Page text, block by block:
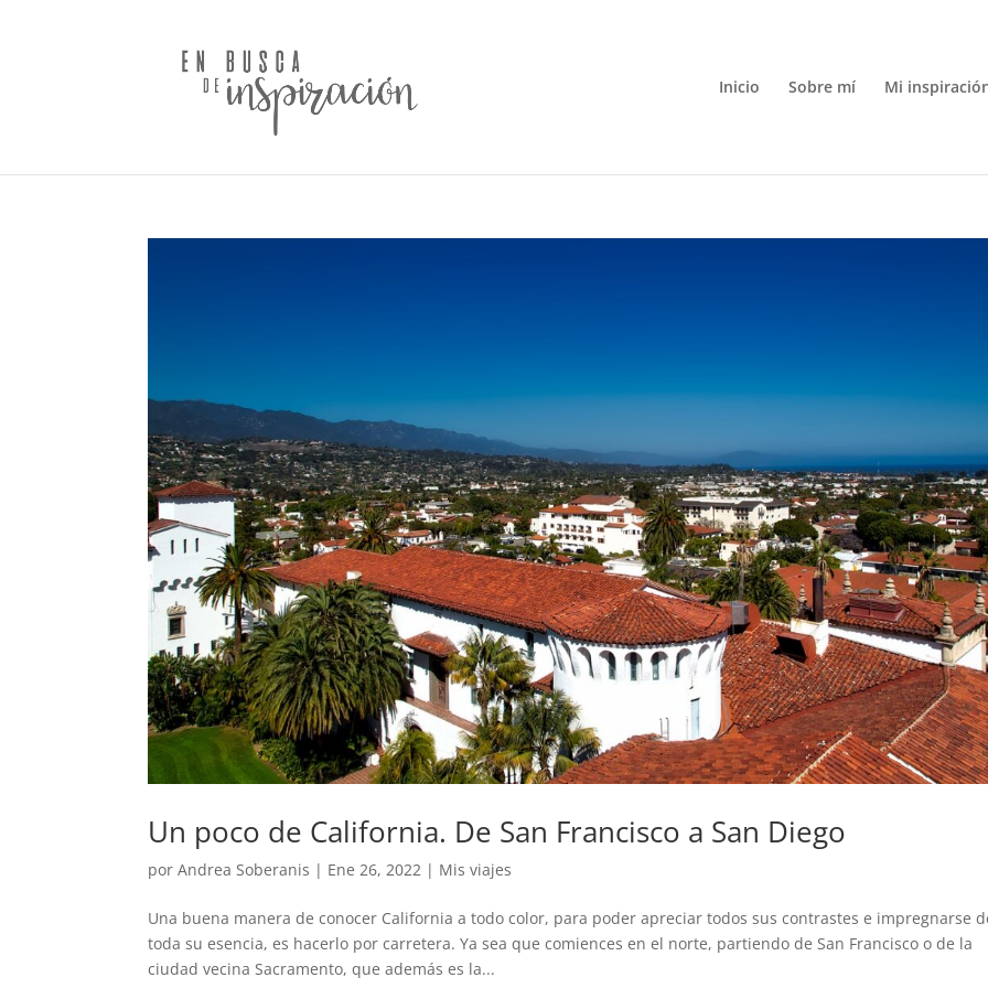
Inicio Sobre mí Mi
Un poco de California. De San Francisco a San Diego
porAndrea Soberanis | Ene 26, 2022 | Mis viajes
Una buena manera de conocer California a todo color, para poder apreciar todos sus contrastes e impregnarse
toda su esencia, es hacerlo por carretera. Ya sea que comiences en el norte, partiendo de San Francisco o de la
ciudad vecina Sacramento, que además es la...